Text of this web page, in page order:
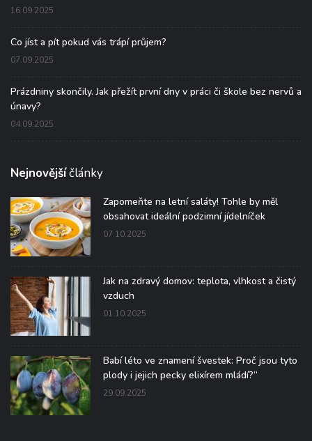
16.09.2025
Co jíst a pít pokud vás trápí průjem?
07.09.2025
Prázdniny skončily. Jak přežít první dny v práci či škole bez nervů a
únavy?
04.09.2025
Nejnovějšíčlánky
Zapomeňte na letní saláty! Tohle by měl
obsahovat ideální podzimní jídelníček
07.10.2025
Jak na zdravý domov: teplota, vlhkost a čistý
vzduch
01.10.2025
Babí léto ve znamení švestek: Proč jsou tyto
plody i jejich pecky elixírem mládí?“
29.09.2025